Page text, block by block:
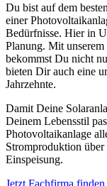
Du bist auf dem
einer
Bedürfnisse. Hier in
Planung. Mit
bekommst Du nicht
bieten Dir auch eine
Jahrzehnte.
Damit Deine
Deinem Lebensstil
Photovoltaikanlage
Stromproduktion
Einspeisung.
Jetzt Fachfirma finden